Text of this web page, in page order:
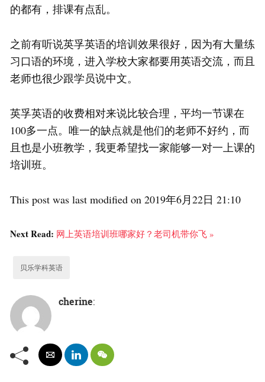
的都有，排课有点乱。
之前有听说英孚英语的培训效果很好，因为有大量练
习口语的环境，进入学校大家都要用英语交流，而且
老师也很少跟学员说中文。
英孚英语的收费相对来说比较合理，平均一节课在
100多一点。唯一的缺点就是他们的老师不好约，而
且也是小班教学，我更希望找一家能够一对一上课的
培训班。
This post was last modified on 2019年6月22日 21:10
Next Read: 网上英语培训班哪家好？老司机带你飞 »
贝乐学科英语
cherine: